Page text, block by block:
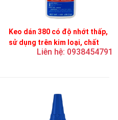
Keo dán 380 có độ nhớt thấp,
sử dụng trên kim loại, chất
đàn hồi và nhựaLiên hệ: 0938454791